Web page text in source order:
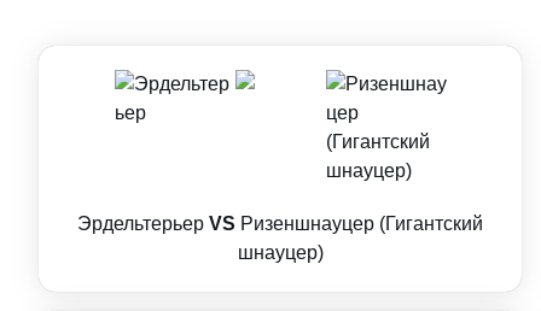
Эрдельтерьер VS Ризеншнауцер (Гигантский
шнауцер)